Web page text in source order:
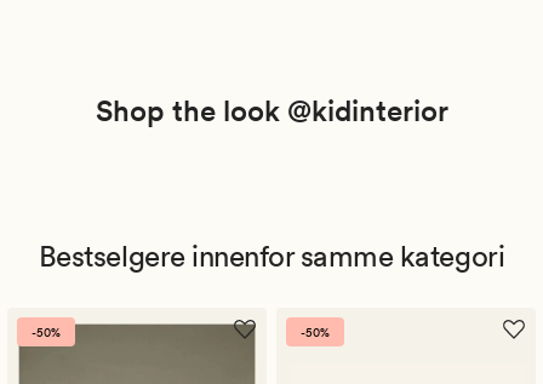
Shop the look @kidinterior
Bestselgere innenfor samme kategori
-50% -50%